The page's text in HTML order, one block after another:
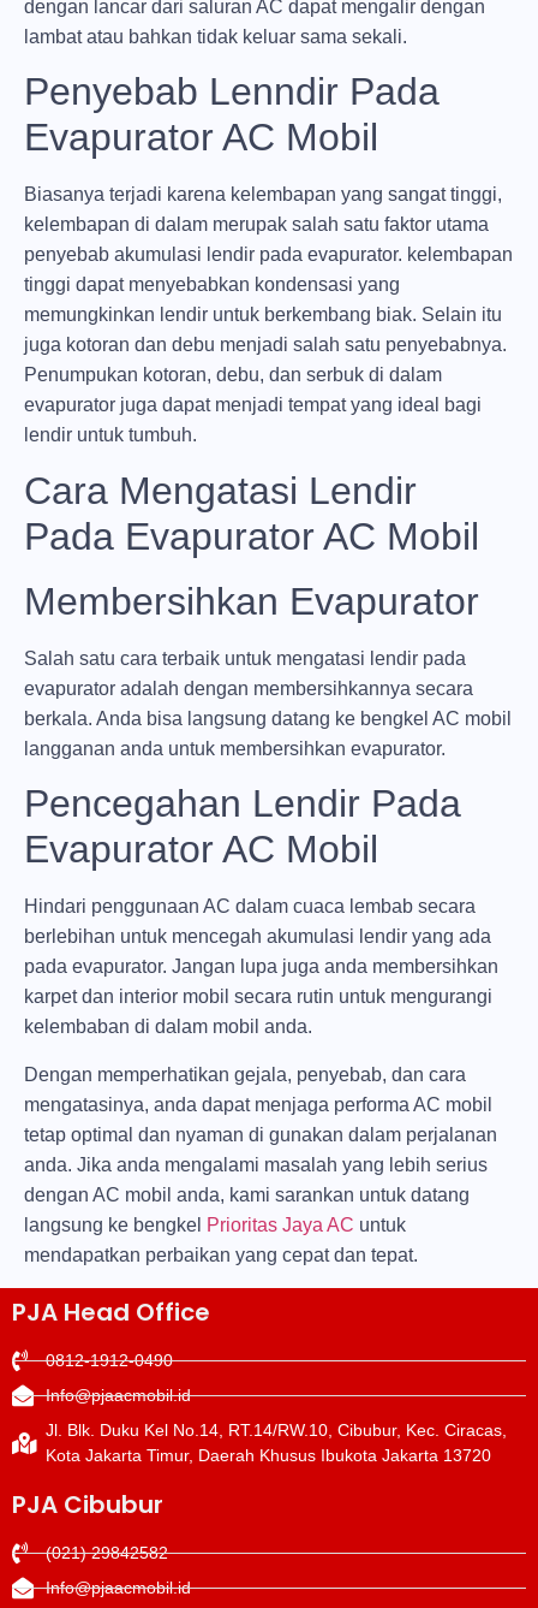
dengan lancar dari saluran AC dapat mengalir dengan
lambat atau bahkan tidak keluar sama sekali.
Penyebab Lenndir Pada
Evapurator AC Mobil
Biasanya terjadi karena kelembapan yang sangat tinggi,
kelembapan di dalam merupak salah satu faktor utama
penyebab akumulasi lendir pada evapurator. kelembapan
tinggi dapat menyebabkan kondensasi yang
memungkinkan lendir untuk berkembang biak. Selain itu
juga kotoran dan debu menjadi salah satu penyebabnya.
Penumpukan kotoran, debu, dan serbuk di dalam
evapurator juga dapat menjadi tempat yang ideal bagi
lendir untuk tumbuh.
Cara Mengatasi Lendir
Pada Evapurator AC Mobil
Membersihkan Evapurator
Salah satu cara terbaik untuk mengatasi lendir pada
evapurator adalah dengan membersihkannya secara
berkala. Anda bisa langsung datang ke bengkel AC mobil
langganan anda untuk membersihkan evapurator.
Pencegahan Lendir Pada
Evapurator AC Mobil
Hindari penggunaan AC dalam cuaca lembab secara
berlebihan untuk mencegah akumulasi lendir yang ada
pada evapurator. Jangan lupa juga anda membersihkan
karpet dan interior mobil secara rutin untuk mengurangi
kelembaban di dalam mobil anda.
Dengan memperhatikan gejala, penyebab, dan cara
mengatasinya, anda dapat menjaga performa AC mobil
tetap optimal dan nyaman di gunakan dalam perjalanan
anda. Jika anda mengalami masalah yang lebih serius
dengan AC mobil anda, kami sarankan untuk datang
langsung ke bengkel Prioritas Jaya AC untuk
mendapatkan perbaikan yang cepat dan tepat.
PJA Head Office
0812-1912-0490
Info@pjaacmobil.id
Jl. Blk. Duku Kel No.14, RT.14/RW.10, Cibubur, Kec. Ciracas,
Kota Jakarta Timur, Daerah Khusus Ibukota Jakarta 13720
PJA Cibubur
(021) 29842582
Info@pjaacmobil.id